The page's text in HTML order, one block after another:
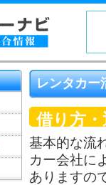
レンタカー
借り方
基本的な流
カー会社に
ありますの